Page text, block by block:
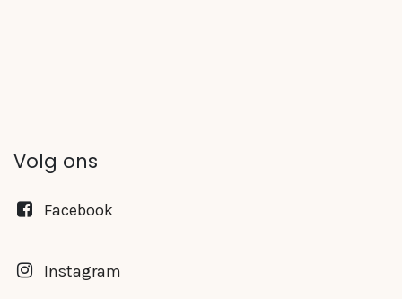
Volg ons
Facebook
Instagram